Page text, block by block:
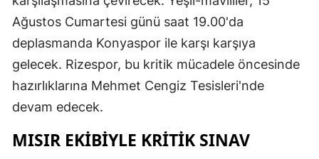
Ağustos Cumartesi günü saat 19.00'da
deplasmanda Konyaspor ile karşı karşıya
gelecek. Rizespor, bu kritik mücadele öncesinde
hazırlıklarına Mehmet Cengiz Tesisleri'nde
devam edecek.
MISIR EKİBİYLE KRİTİK SINAV